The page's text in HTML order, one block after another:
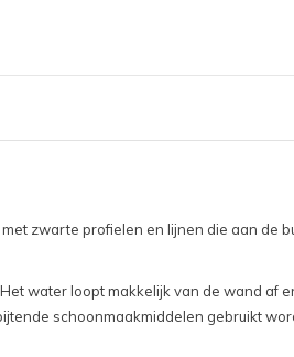
zwarte profielen en lijnen die aan de
water loopt makkelijk van de wand af
schoonmaakmiddelen gebruikt